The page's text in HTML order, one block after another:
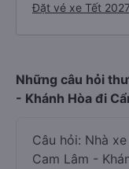
Đặt vé xe Tết
Những câu hỏi
- Khánh Hòa đi
Câu hỏi: Nhà
Cam Lâm -